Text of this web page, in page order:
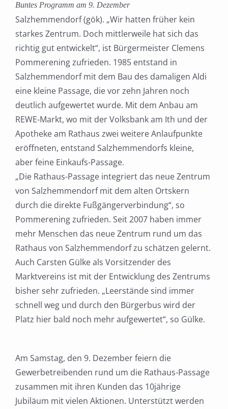
Buntes Programm am 9. Dezember
Salzhemmendorf (gök). „Wir hatten früher kein
starkes Zentrum. Doch mittlerweile hat sich das
richtig gut entwickelt“, ist Bürgermeister Clemens
Pommerening zufrieden. 1985 entstand in
Salzhemmendorf mit dem Bau des damaligen Aldi
eine kleine Passage, die vor zehn Jahren noch
deutlich aufgewertet wurde. Mit dem Anbau am
REWE-Markt, wo mit der Volksbank am Ith und der
Apotheke am Rathaus zwei weitere Anlaufpunkte
eröffneten, entstand Salzhemmendorfs kleine,
aber feine Einkaufs-Passage.
„Die Rathaus-Passage integriert das neue Zentrum
von Salzhemmendorf mit dem alten Ortskern
durch die direkte Fußgängerverbindung“, so
Pommerening zufrieden. Seit 2007 haben immer
mehr Menschen das neue Zentrum rund um das
Rathaus von Salzhemmendorf zu schätzen gelernt.
Auch Carsten Gülke als Vorsitzender des
Marktvereins ist mit der Entwicklung des Zentrums
bisher sehr zufrieden. „Leerstände sind immer
schnell weg und durch den Bürgerbus wird der
Platz hier bald noch mehr aufgewertet“, so Gülke.
Am Samstag, den 9. Dezember feiern die
Gewerbetreibenden rund um die Rathaus-Passage
zusammen mit ihren Kunden das 10jährige
Jubiläum mit vielen Aktionen. Unterstützt werden